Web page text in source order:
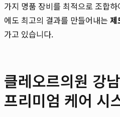
가지 명품 장비를 최적으로 조합
에도 최고의 결과를 만들어내는 제
가고 있습니다.
클레오르의원 강
프리미엄 케어 시